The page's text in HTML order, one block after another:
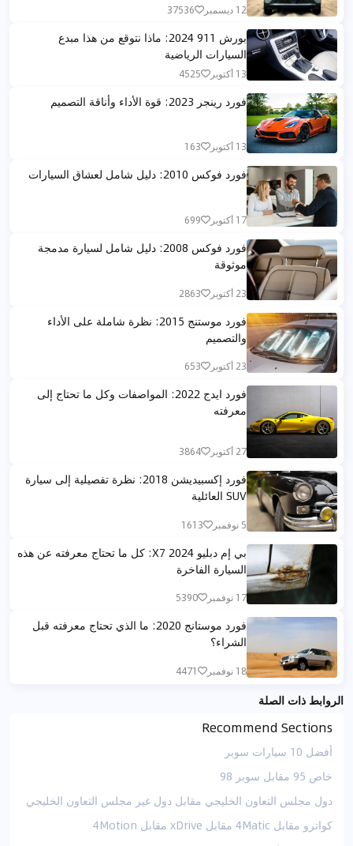
12 ديسمبر 37536
بورش 911 2024: ماذا نتوقع من هذا مبدع
السيارات الرياضية
13 أكتوبر 4525
فورد رينجر 2023: قوة الأداء وأناقة التصميم
13 أكتوبر 163
فورد فوكس 2010: دليل شامل لعشاق السيارات
17 أكتوبر 699
فورد فوكس 2008: دليل شامل لسيارة مدمجة
موثوقة
23 أكتوبر 2863
فورد موستنج 2015: نظرة شاملة على الأداء
والتصميم
23 أكتوبر 653
فورد ايدج 2022: المواصفات وكل ما تحتاج إلى
معرفته
27 أكتوبر 3864
فورد إكسبيديشن 2018: نظرة تفصيلية إلى سيارة
SUV العائلية
5 نوفمبر 1613
بي إم دبليو X7 2024: كل ما تحتاج معرفته عن هذه
السيارة الفاخرة
17 نوفمبر 5390
فورد موستانج 2020: ما الذي تحتاج معرفته قبل
الشراء؟
18 نوفمبر 4471
الروابط ذات الصلة
Recommend Sections
أفضل 10 سيارات سوبر
خاص 95 مقابل سوبر 98
دول مجلس التعاون الخليجي مقابل دول غير مجلس التعاون الخليجي
كواترو مقابل 4Matic مقابل xDrive مقابل 4Motion